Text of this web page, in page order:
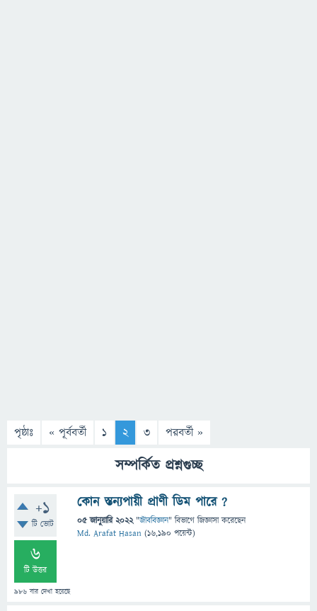
পৃষ্ঠাঃ « পূর্ববর্তী 1 2 3 পরবর্তী »
সম্পর্কিত প্রশ্নগুচ্ছ
+1
টি ভোট
6
টি উত্তর
986 বার দেখা হয়েছে
কোন স্তন্যপায়ী প্রাণী ডিম পারে ?
05 জানুয়ারি 2022 "জীববিজ্ঞান" বিভাগে জিজ্ঞাসাকরেছেন
Md. Arafat Hasan (16,190 পয়েন্ট)